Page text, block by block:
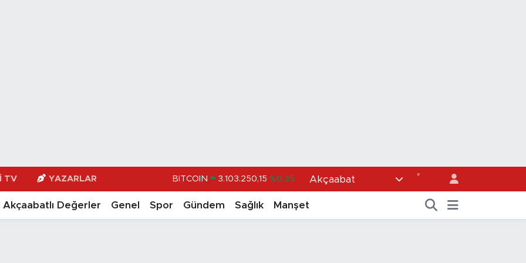
TV YAZARLAR BITCOIN 3.103.250,15 %0.35
DOLAR 47,7436 %0.18
EURO 55,2510 %0.32
Akçaabat °
Akçaabatlı Değerler Genel Spor Gündem Sağlık Manşet